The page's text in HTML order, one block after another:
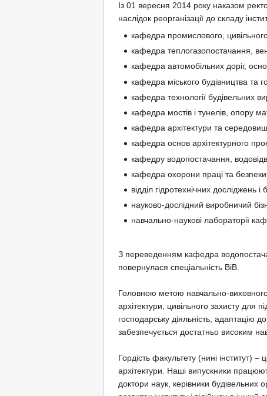
Із 01 вересня 2014 року наказом
наслідок реорганізації до складу
кафедра промислового,
кафедра теплогазопостачання,
кафедра автомобільних доріг,
кафедра міського будівництва та
кафедра технології будівельних
кафедра мостів і тунелів, опору
кафедра архітектури та
кафедра основ архітектурного
кафедру водопостачання,
кафедра охорони праці та безпеки
відділ гідротехнічних досліджень і
науково-дослідний виробничий
навчально-наукові лабораторії
З переведенням кафедра
повернулася спеціальність ВіВ.
Головною метою навчально-виховного
архітектури, цивільного захисту для
господарську діяльність, адаптацію
забезпечується достатньо високим
Гордість факультету (нині інститут)
архітектури. Наші випускники
доктори наук, керівники будівельних